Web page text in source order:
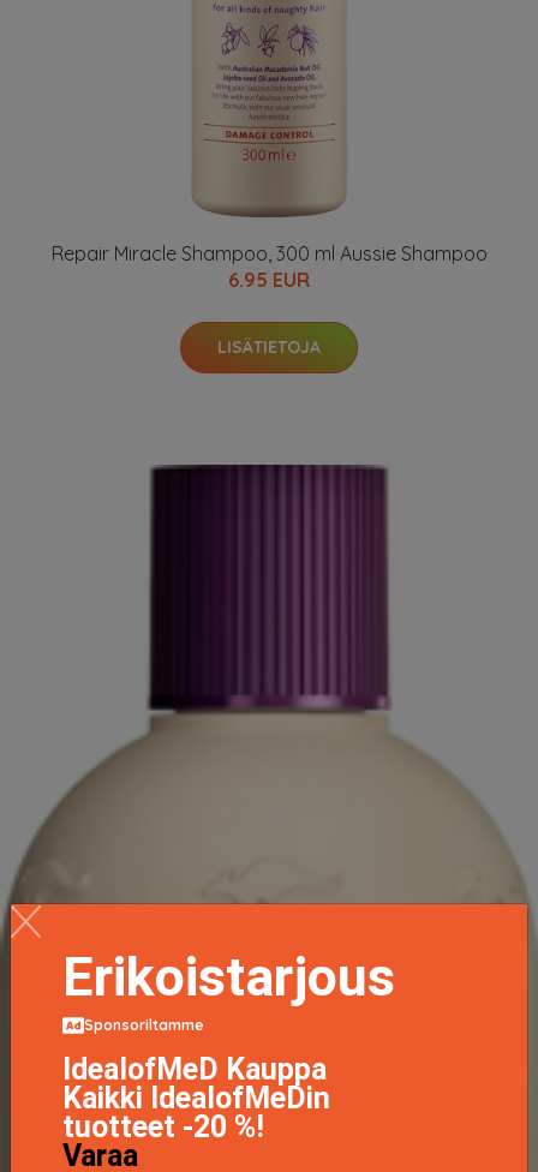
Repair Miracle Shampoo, 300 ml Aussie Shampoo
6.95 EUR
LISÄTIETOJA
Erikoistarjous
Sponsoriltamme
IdealofMeD Kauppa
Kaikki IdealofMeDin
tuotteet -20 %!
Varaa